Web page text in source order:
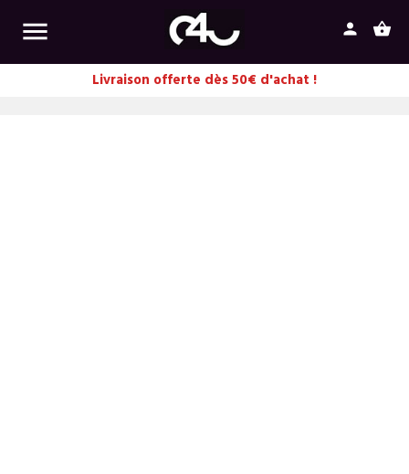
 shopping_basket
person
Livraison offerte dès 50€ d'achat !